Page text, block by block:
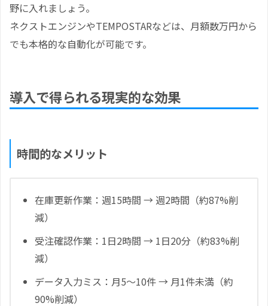
野に入れましょう。
ネクストエンジンやTEMPOSTARなどは、月額数万円から
でも本格的な自動化が可能です。
導入で得られる現実的な効果
時間的なメリット
在庫更新作業：週15時間 → 週2時間（約87%削
減）
受注確認作業：1日2時間 → 1日20分（約83%削
減）
データ入力ミス：月5～10件 → 月1件未満（約
90%削減）